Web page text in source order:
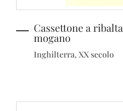
Cassettone a
mogano
Inghilterra, XX secolo